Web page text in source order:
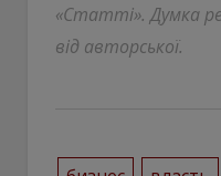
«Статті». Думка
від авторської.